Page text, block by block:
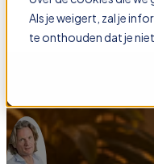
Als je weigert, zal je
te onthouden dat je
Het